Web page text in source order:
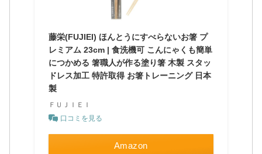
藤栄(FUJIEI) ほんとうにすべらないお箸 プ
レミアム 23cm | 食洗機可 こんにゃくも簡単
につかめる 箸職人が作る塗り箸 木製 スタッ
ドレス加工 特許取得 お箸トレーニング 日本
製
ＦＵＪＩＥＩ
口コミを見る
Amazon